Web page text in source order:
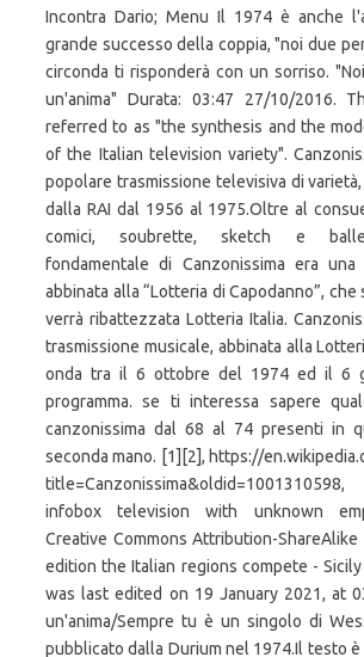
Incontra Dario; Menu Il 1974 è anche
grande successo della coppia, "noi due
circonda ti risponderà con un sorriso.
un'anima" Durata: 03:47 27/10/2016.
referred to as "the synthesis and the
of the Italian television variety".
popolare trasmissione televisiva di
dalla RAI dal 1956 al 1975.Oltre al
comici, soubrette, sketch e
fondamentale di Canzonissima era
abbinata alla “Lotteria di Capodanno”, che
verrà ribattezzata Lotteria Italia.
trasmissione musicale, abbinata alla
onda tra il 6 ottobre del 1974 ed il 6
programma. se ti interessa sapere
canzonissima dal 68 al 74 presenti in
seconda mano. [1][2], https://
infobox television with unknown
Creative Commons Attribution-
edition the Italian regions compete -
was last edited on 19 January 2021, at
un'anima/Sempre tu è un singolo di
pubblicato dalla Durium nel 1974.Il testo